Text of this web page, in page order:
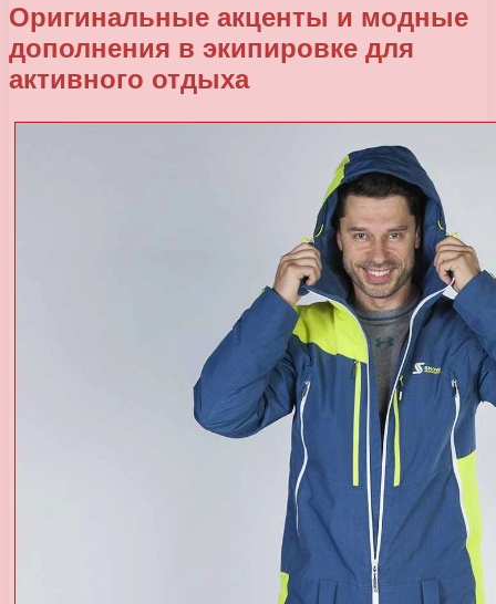
Оригинальные акценты и модные
дополнения в экипировке для
активного отдыха